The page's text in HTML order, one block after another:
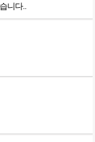
니다..